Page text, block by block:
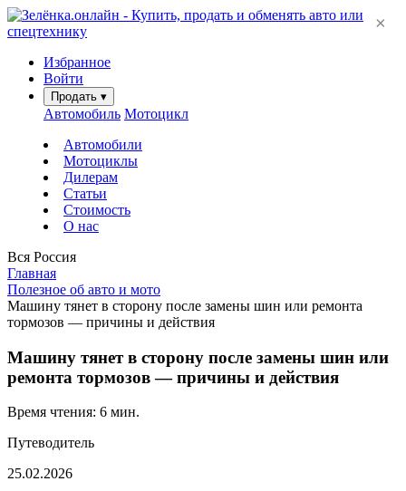
Избранное
Войти
Продать ▾
Автомобиль Мотоцикл
Автомобили
Мотоциклы
Дилерам
Статьи
Стоимость
О нас
Вся Россия
Главная
Полезное об авто и мото
Машину тянет в сторону после замены шин или ремонта
тормозов — причины и действия
Машину тянет в сторону после замены шин или
ремонта тормозов — причины и действия
Время чтения: 6 мин.
Путеводитель
25.02.2026
×